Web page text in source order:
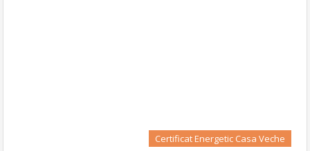
Certificat Energetic Casa Veche